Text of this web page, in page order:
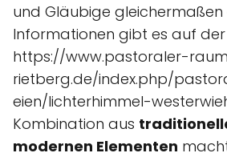
und Gläubige gleichermaßen
Informationen gibt es auf der
https://www.pastoraler-
rietberg.de/index.php/
eien/lichterhimmel-
Kombination aus
modernen Elementen